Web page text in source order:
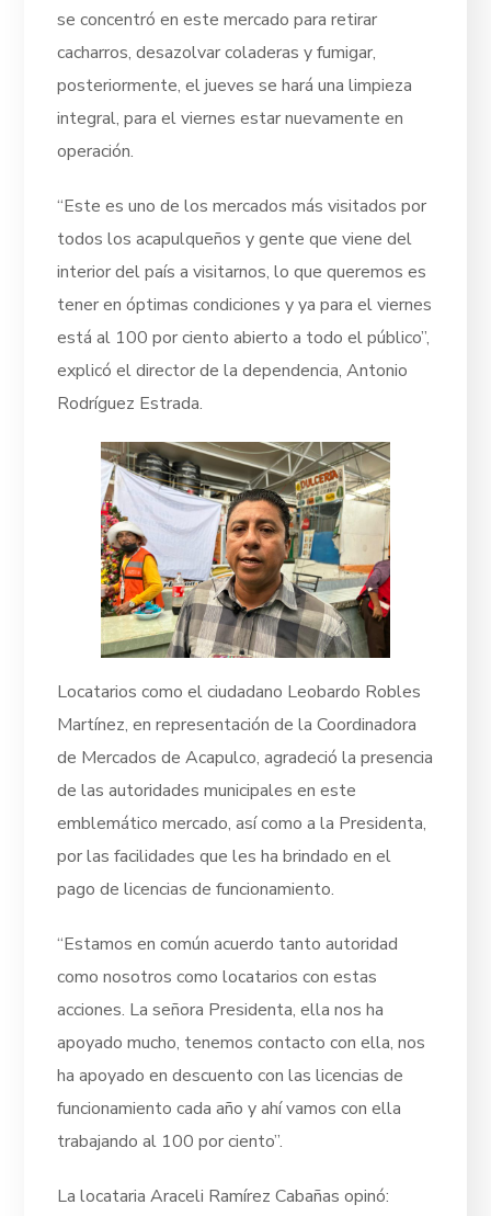
se concentró en este mercado para retirar
cacharros, desazolvar coladeras y fumigar,
posteriormente, el jueves se hará una limpieza
integral, para el viernes estar nuevamente en
operación.
“Este es uno de los mercados más visitados por
todos los acapulqueños y gente que viene del
interior del país a visitarnos, lo que queremos es
tener en óptimas condiciones y ya para el viernes
está al 100 por ciento abierto a todo el público”,
explicó el director de la dependencia, Antonio
Rodríguez Estrada.
Locatarios como el ciudadano Leobardo Robles
Martínez, en representación de la Coordinadora
de Mercados de Acapulco, agradeció la presencia
de las autoridades municipales en este
emblemático mercado, así como a la Presidenta,
por las facilidades que les ha brindado en el
pago de licencias de funcionamiento.
“Estamos en común acuerdo tanto autoridad
como nosotros como locatarios con estas
acciones. La señora Presidenta, ella nos ha
apoyado mucho, tenemos contacto con ella, nos
ha apoyado en descuento con las licencias de
funcionamiento cada año y ahí vamos con ella
trabajando al 100 por ciento”.
La locataria Araceli Ramírez Cabañas opinó: